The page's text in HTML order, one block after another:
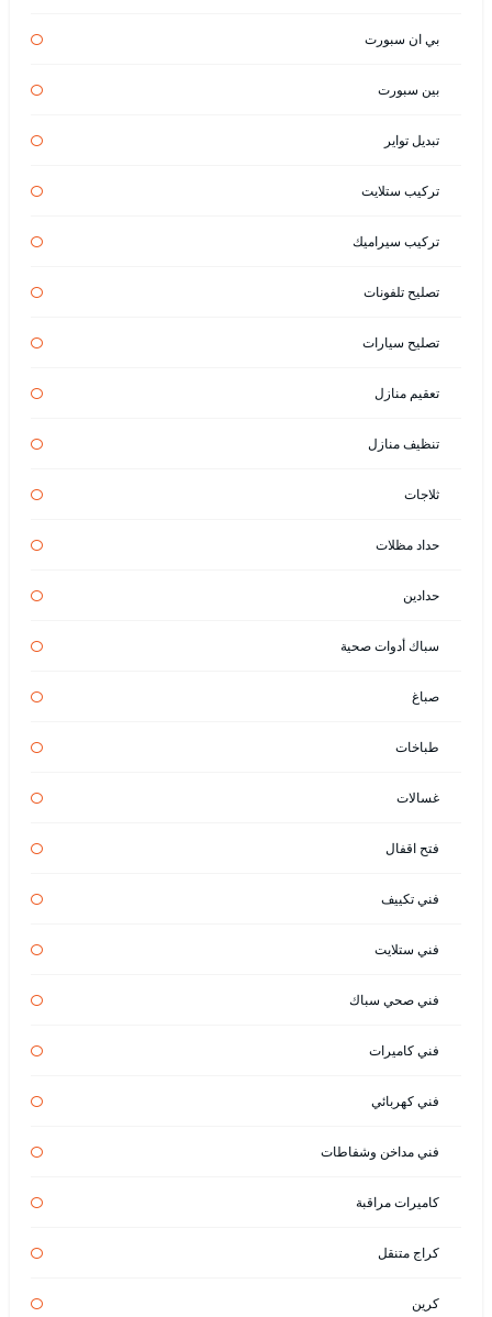
بي ان سبورت
بين سبورت
تبديل تواير
تركيب ستلايت
تركيب سيراميك
تصليح تلفونات
تصليح سيارات
تعقيم منازل
تنظيف منازل
ثلاجات
حداد مظلات
حدادين
سباك أدوات صحية
صباغ
طباخات
غسالات
فتح اقفال
فني تكييف
فني ستلايت
فني صحي سباك
فني كاميرات
فني كهربائي
فني مداخن وشفاطات
كاميرات مراقبة
كراج متنقل
كرين